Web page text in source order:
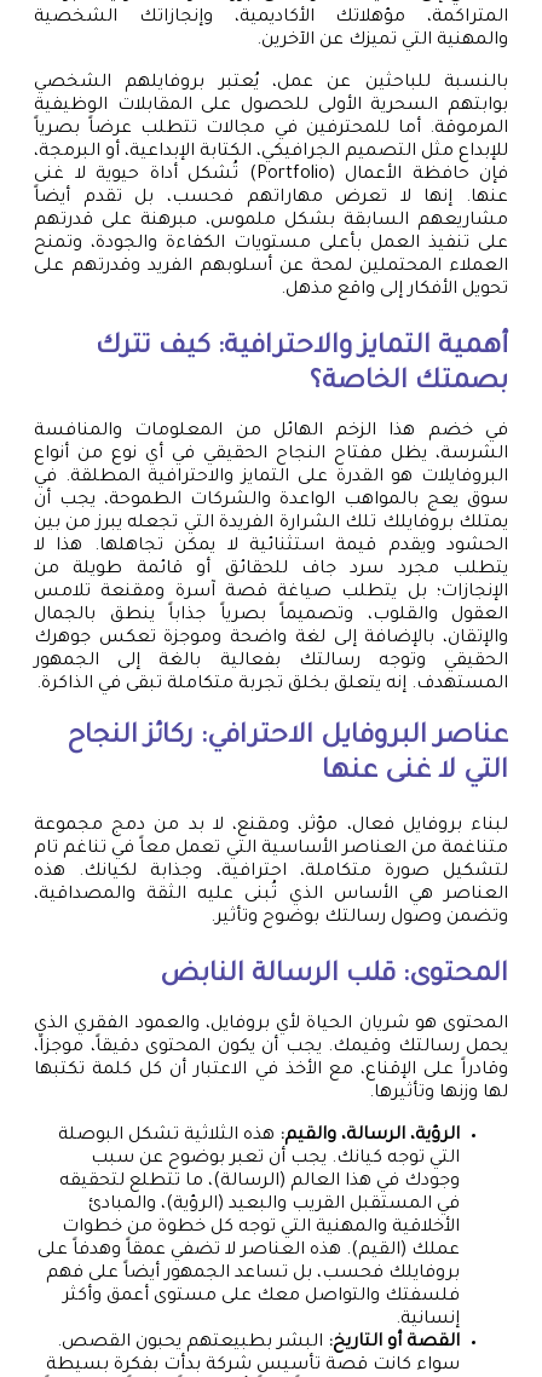
المتراكمة، مؤهلاتك الأكاديمية، وإنجازاتك الشخصية
والمهنية التي تميزك عن الآخرين.
بالنسبة للباحثين عن عمل، يُعتبر بروفايلهم الشخصي
بوابتهم السحرية الأولى للحصول على المقابلات الوظيفية
المرموقة. أما للمحترفين في مجالات تتطلب عرضاً بصرياً
للإبداع مثل التصميم الجرافيكي، الكتابة الإبداعية، أو البرمجة،
فإن حافظة الأعمال (Portfolio) تُشكل أداة حيوية لا غنى
عنها. إنها لا تعرض مهاراتهم فحسب، بل تقدم أيضاً
مشاريعهم السابقة بشكل ملموس، مبرهنة على قدرتهم
على تنفيذ العمل بأعلى مستويات الكفاءة والجودة، وتمنح
العملاء المحتملين لمحة عن أسلوبهم الفريد وقدرتهم على
تحويل الأفكار إلى واقع مذهل.
أهمية التمايز والاحترافية: كيف تترك
بصمتك الخاصة؟
في خضم هذا الزخم الهائل من المعلومات والمنافسة
الشرسة، يظل مفتاح النجاح الحقيقي في أي نوع من أنواع
البروفايلات هو القدرة على التمايز والاحترافية المطلقة. في
سوق يعج بالمواهب الواعدة والشركات الطموحة، يجب أن
يمتلك بروفايلك تلك الشرارة الفريدة التي تجعله يبرز من بين
الحشود ويقدم قيمة استثنائية لا يمكن تجاهلها. هذا لا
يتطلب مجرد سرد جاف للحقائق أو قائمة طويلة من
الإنجازات؛ بل يتطلب صياغة قصة آسرة ومقنعة تلامس
العقول والقلوب، وتصميماً بصرياً جذاباً ينطق بالجمال
والإتقان، بالإضافة إلى لغة واضحة وموجزة تعكس جوهرك
الحقيقي وتوجه رسالتك بفعالية بالغة إلى الجمهور
المستهدف. إنه يتعلق بخلق تجربة متكاملة تبقى في الذاكرة.
عناصر البروفايل الاحترافي: ركائز النجاح
التي لا غنى عنها
لبناء بروفايل فعال، مؤثر، ومقنع، لا بد من دمج مجموعة
متناغمة من العناصر الأساسية التي تعمل معاً في تناغم تام
لتشكيل صورة متكاملة، احترافية، وجذابة لكيانك. هذه
العناصر هي الأساس الذي تُبنى عليه الثقة والمصداقية،
وتضمن وصول رسالتك بوضوح وتأثير.
المحتوى: قلب الرسالة النابض
المحتوى هو شريان الحياة لأي بروفايل، والعمود الفقري الذي
يحمل رسالتك وقيمك. يجب أن يكون المحتوى دقيقاً، موجزاً،
وقادراً على الإقناع، مع الأخذ في الاعتبار أن كل كلمة تكتبها
لها وزنها وتأثيرها.
الرؤية، الرسالة، والقيم: هذه الثلاثية تشكل البوصلة
التي توجه كيانك. يجب أن تعبر بوضوح عن سبب
وجودك في هذا العالم (الرسالة)، ما تتطلع لتحقيقه
في المستقبل القريب والبعيد (الرؤية)، والمبادئ
الأخلاقية والمهنية التي توجه كل خطوة من خطوات
عملك (القيم). هذه العناصر لا تضفي عمقاً وهدفاً على
بروفايلك فحسب، بل تساعد الجمهور أيضاً على فهم
فلسفتك والتواصل معك على مستوى أعمق وأكثر
إنسانية.
القصة أو التاريخ: البشر بطبيعتهم يحبون القصص.
سواء كانت قصة تأسيس شركة بدأت بفكرة بسيطة